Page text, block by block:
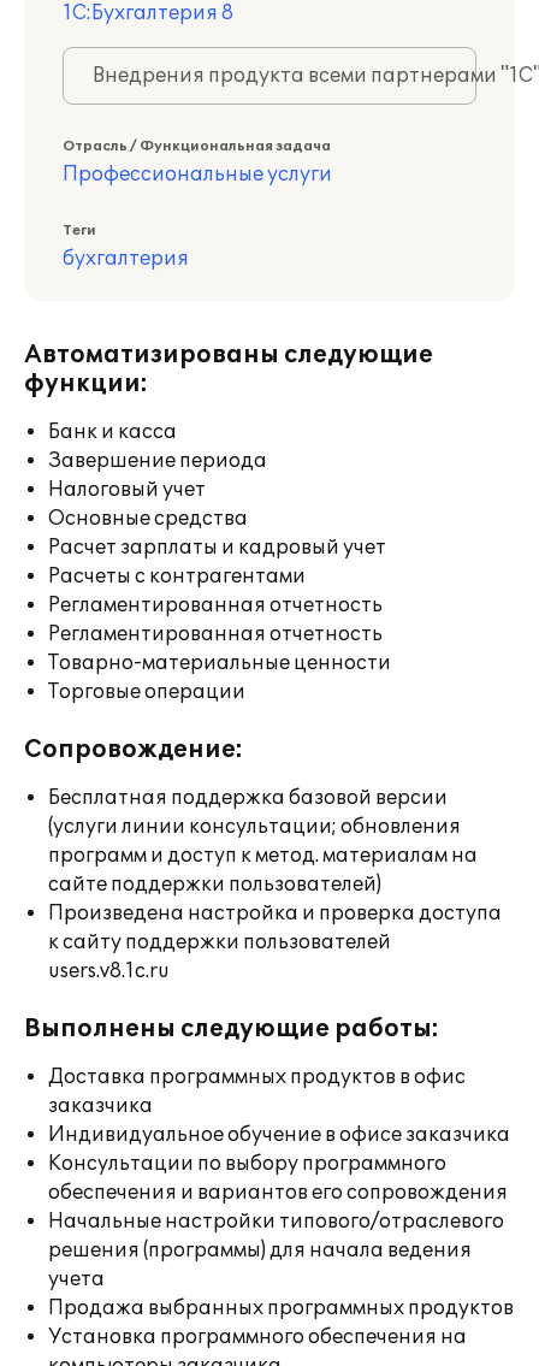
1С:Бухгалтерия 8
Внедрения продукта всеми партнерами
Отрасль / Функциональная задача
Профессиональные услуги
Теги
бухгалтерия
Автоматизированы следующие
функции:
Банк и касса
Завершение периода
Налоговый учет
Основные средства
Расчет зарплаты и кадровый учет
Расчеты с контрагентами
Регламентированная отчетность
Регламентированная отчетность
Товарно-материальные ценности
Торговые операции
Сопровождение:
Бесплатная поддержка базовой версии
(услуги линии консультации; обновления
программ и доступ к метод. материалам на
сайте поддержки пользователей)
Произведена настройка и проверка доступа
к сайту поддержки пользователей
users.v8.1c.ru
Выполнены следующие работы:
Доставка программных продуктов в офис
заказчика
Индивидуальное обучение в офисе заказчика
Консультации по выбору программного
обеспечения и вариантов его сопровождения
Начальные настройки типового/отраслевого
решения (программы) для начала ведения
учета
Продажа выбранных программных продуктов
Установка программного обеспечения на